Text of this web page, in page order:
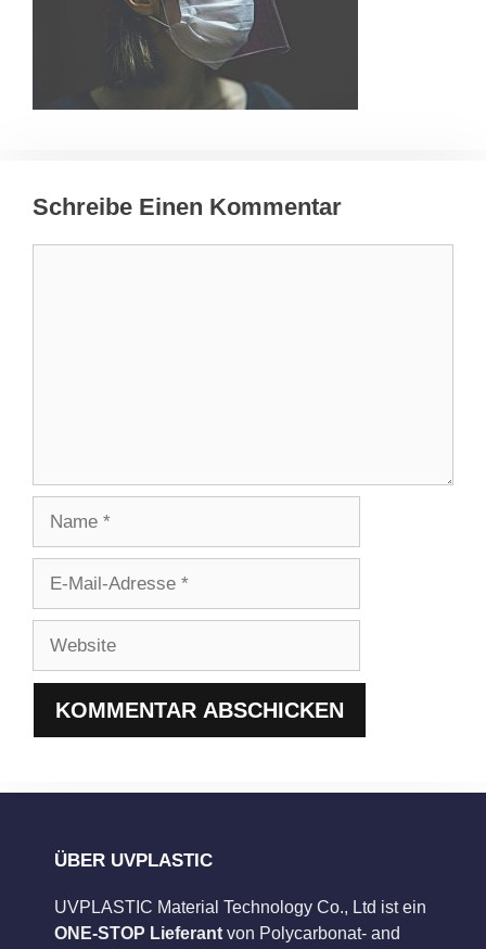
Schreibe Einen Kommentar
Adresse
ÜBER UVPLASTIC
UVPLASTIC Material Technology Co., Ltd ist ein
ONE-STOP Lieferant von Polycarbonat- and